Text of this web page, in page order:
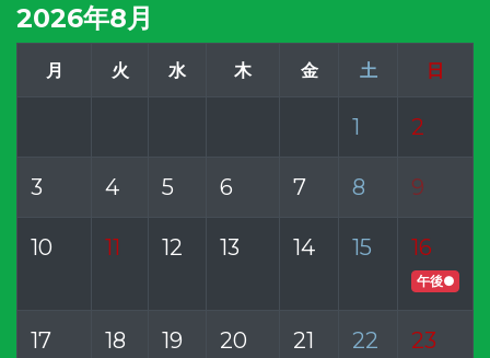
2026年8月
月 火 水 木 金 土 日
1 2
3 4 5 6 7 8 9
10 11 12 13 14 15 16
午後●
17
18 19 20
21
22 23